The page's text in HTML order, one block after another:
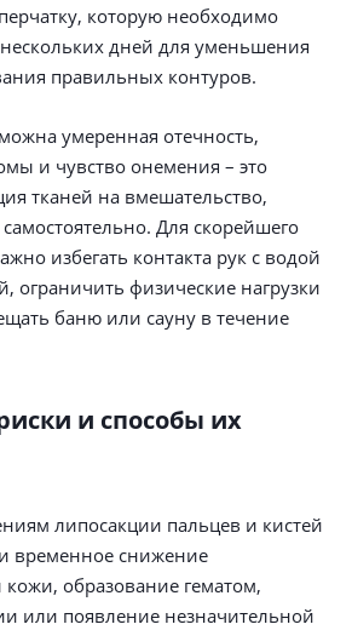
которую необходимо
дней для уменьшения
правильных контуров.
умеренная отечность,
и чувство онемения – это
тканей на вмешательство,
Для скорейшего
избегать контакта рук с водой
ограничить физические нагрузки
баню или сауну в течение
и способы их
липосакции пальцев и кистей
временное снижение
кожи, образование гематом,
или появление незначительной